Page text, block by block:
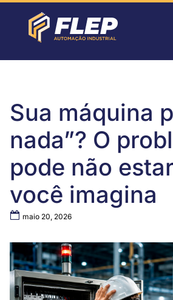
Sua máquina
nada”? O
pode não
você imagina
maio 20, 2026